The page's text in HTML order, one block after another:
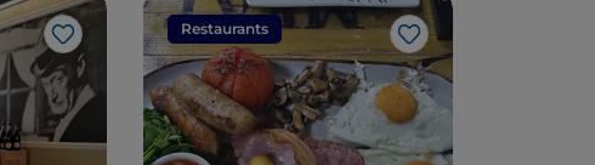
Like
Restaurants
Like